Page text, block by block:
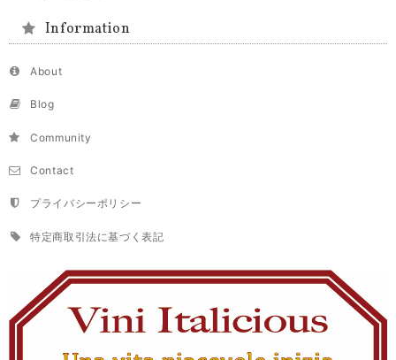
Information
About
Blog
Community
Contact
プライバシーポリシー
特定商取引法に基づく表記